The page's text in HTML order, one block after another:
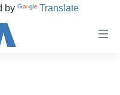
by Translate